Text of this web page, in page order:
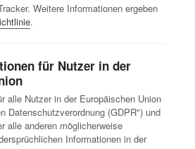
Weitere Informationen ergeben
.
für Nutzer in der
alle Nutzer in der Europäischen Union
Datenschutzverordnung (GDPR") und
alle anderen möglicherweise
Informationen in der